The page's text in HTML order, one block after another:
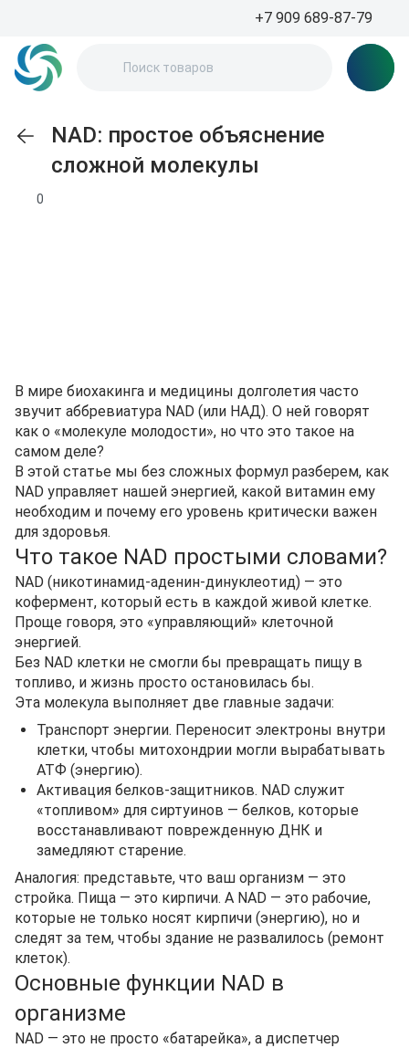
+7 909 689-87-79
NAD: простое объяснение
сложной молекулы
В мире биохакинга и медицины долголетия часто
звучит аббревиатура NAD (или НАД). О ней говорят
как о «молекуле молодости», но что это такое на
самом деле?
В этой статье мы без сложных формул разберем, как
NAD управляет нашей энергией, какой витамин ему
необходим и почему его уровень критически важен
для здоровья.
Что такое NAD простыми словами?
NAD (никотинамид-аденин-динуклеотид) — это
кофермент, который есть в каждой живой клетке.
Проще говоря, это «управляющий» клеточной
энергией.
Без NAD клетки не смогли бы превращать пищу в
топливо, и жизнь просто остановилась бы.
Эта молекула выполняет две главные задачи:
Транспорт энергии. Переносит электроны внутри
клетки, чтобы митохондрии могли вырабатывать
АТФ (энергию).
Активация белков-защитников. NAD служит
«топливом» для сиртуинов — белков, которые
восстанавливают поврежденную ДНК и
замедляют старение.
Аналогия: представьте, что ваш организм — это
стройка. Пища — это кирпичи. А NAD — это рабочие,
которые не только носят кирпичи (энергию), но и
следят за тем, чтобы здание не развалилось (ремонт
клеток).
Основные функции NAD в
организме
NAD — это не просто «батарейка», а диспетчер
0